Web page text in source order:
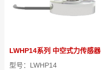
LWHP14系列 中空式力传感器
型号：LWHP14